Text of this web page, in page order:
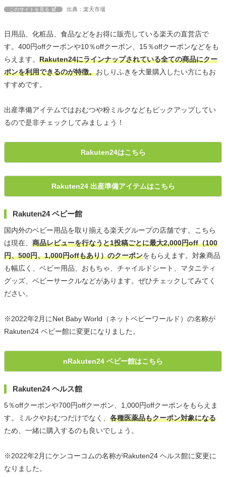
このサイトを見る 出典：楽天市場
日用品、化粧品、食品などをお得に販売している楽天の直営店で
す。400円offクーポンや10％offクーポン、15％offクーポンなどをも
らえます。 Rakuten24にラインナップされている全ての商品にクー
ポンを利用できるのが特徴。おしりふきを大量購入したい方にもお
すすめです。
出産準備アイテムではおむつや粉ミルクなどもピックアップしてい
るので是非チェックしてみましょう！
Rakuten24はこちら
Rakuten24 出産準備アイテムはこちら
Rakuten24 ベビー館
国内外のベビー用品を取り揃える楽天グループの店舗です。こちら
は現在、 商品レビューを行なうと1投稿ごとに最大2,000円off（100
円、500円、1,000円offもあり）のクーポンをもらえます。対象商品
も幅広く、ベビー用品、おもちゃ、チャイルドシート、マタニティ
グッズ、ベビーサークルなどがあります。ぜひチェックしてみてく
ださい。
※2022年2月にNet Baby World（ネットベビーワールド）の名称が
Rakuten24 ベビー館に変更になりました。
nRakuten24 ベビー館はこちら
Rakuten24 ヘルス館
5％offクーポンや700円offクーポン、1,000円offクーポンをもらえま
す。ミルクやおむつだけでなく、 各種医薬品もクーポン対象になる
ため、一緒に購入するのも良いでしょう。
※2022年2月にケンコーコムの名称がRakuten24 ヘルス館に変更に
なりました。